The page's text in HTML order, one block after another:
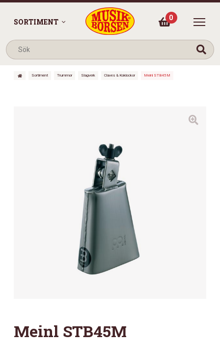
SORTIMENT 0
Sortiment Trummor Slagverk Claves & Koklockor Meinl STB45M
Meinl STB45M